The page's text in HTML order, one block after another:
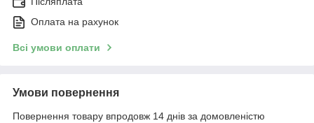
Оплата на рахунок
Всі умови оплати
Умови повернення
Повернення товару впродовж 14 днів за домовленістю